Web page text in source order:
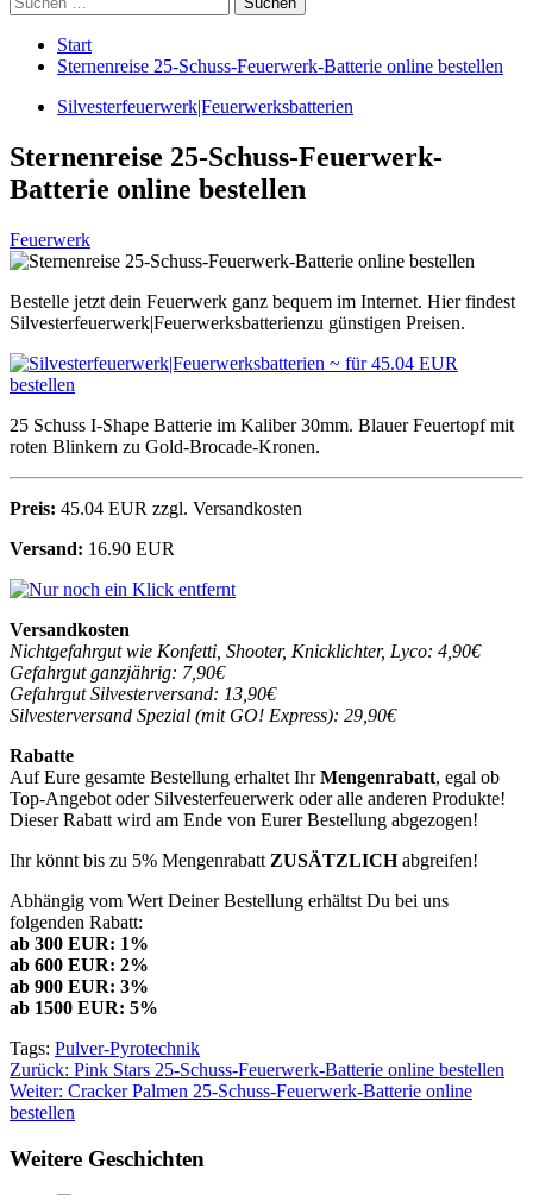
nach:
Start
Sternenreise 25-Schuss-Feuerwerk-Batterie online bestellen
Silvesterfeuerwerk|Feuerwerksbatterien
Sternenreise 25-Schuss-Feuerwerk-
Batterie online bestellen
Feuerwerk
Bestelle jetzt dein Feuerwerk ganz bequem im Internet. Hier findest
Silvesterfeuerwerk|Feuerwerksbatterienzu günstigen Preisen.
25 Schuss I-Shape Batterie im Kaliber 30mm. Blauer Feuertopf mit
roten Blinkern zu Gold-Brocade-Kronen.
Preis: 45.04 EUR zzgl. Versandkosten
Versand: 16.90 EUR
Versandkosten
Nichtgefahrgut wie Konfetti, Shooter, Knicklichter, Lyco: 4,90€
Gefahrgut ganzjährig: 7,90€
Gefahrgut Silvesterversand: 13,90€
Silvesterversand Spezial (mit GO! Express): 29,90€
Rabatte
Auf Eure gesamte Bestellung erhaltet IhrMengenrabatt, egal ob
Top-Angebot oder Silvesterfeuerwerk oder alle anderen Produkte!
Dieser Rabatt wird am Ende von Eurer Bestellung abgezogen!
Ihr könnt bis zu 5% Mengenrabatt ZUSÄTZLICHabgreifen!
Abhängig vom Wert Deiner Bestellung erhältst Du bei uns
folgenden Rabatt:
ab 300 EUR: 1%
ab 600 EUR: 2%
ab 900 EUR: 3%
ab 1500 EUR: 5%
Tags: Pulver-Pyrotechnik
Beitragsnavigation
Zurück: Pink Stars 25-Schuss-Feuerwerk-Batterie online bestellen
Weiter: Cracker Palmen 25-Schuss-Feuerwerk-Batterie online
bestellen
Weitere Geschichten